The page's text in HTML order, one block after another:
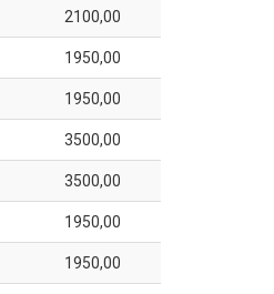
2100,00
1950,00
1950,00
3500,00
3500,00
1950,00
1950,00